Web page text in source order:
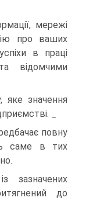
мережі
про ваших
в праці
відомчими
яке значення
_
повну
саме в тих
зазначених
до